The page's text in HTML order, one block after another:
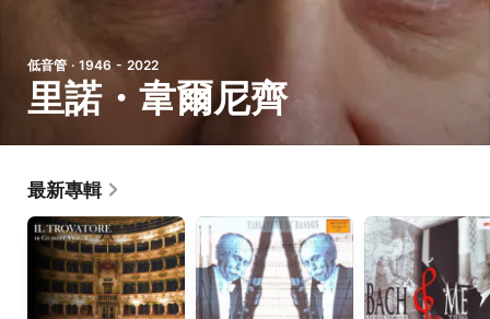
低音管 · 1946 - 2022
里諾・韋爾尼齊
最新專輯